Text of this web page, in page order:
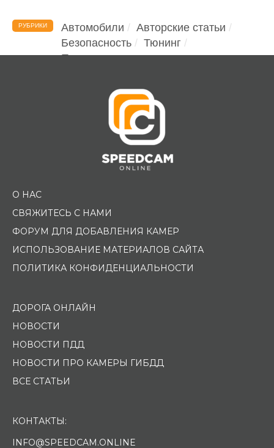
РУБРИКИ Автомобили
Авторские статьи
Безопасность
Тюнинг
Помощь водителю
О НАС
СВЯЖИТЕСЬ С НАМИ
ФОРУМ ДЛЯ ДОБАВЛЕНИЯ КАМЕР
ИСПОЛЬЗОВАНИЕ МАТЕРИАЛОВ САЙТА
ПОЛИТИКА КОНФИДЕНЦИАЛЬНОСТИ
ДОРОГА ОНЛАЙН
НОВОСТИ
НОВОСТИ ПДД
НОВОСТИ ПРО КАМЕРЫ ГИБДД
ВСЕ СТАТЬИ
КОНТАКТЫ:
INFO@SPEEDCAM.ONLINE